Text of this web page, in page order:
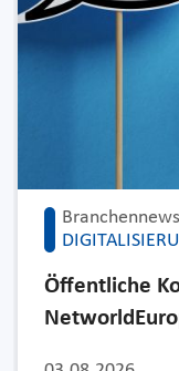
Branchennews
Öffentliche